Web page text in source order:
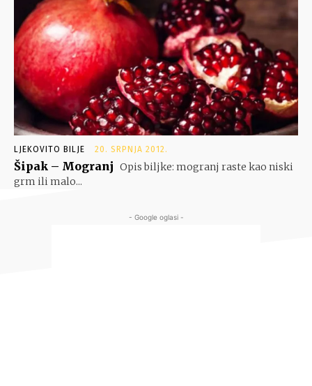
LJEKOVITO BILJE 20. SRPNJA 2012.
Šipak – Mogranj Opis biljke: mogranj raste kao niski
grm ili malo...
- Google oglasi -